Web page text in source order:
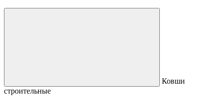
Ковши
строительные